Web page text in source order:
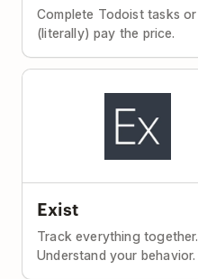
Complete Todoist tasks or
(literally) pay the price.
Exist
Track everything together.
Understand your behavior.